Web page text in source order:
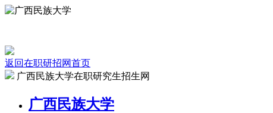
返回在职研招网首页
广西民族大学在职研究生招生网
广西民族大学